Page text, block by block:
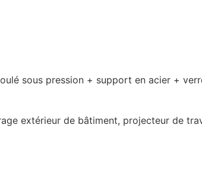
sous pression + support en acier +
extérieur de bâtiment, projecteur de